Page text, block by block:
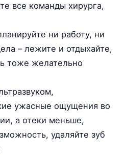
все команды хирурга,
ни работу, ни
– лежите и отдыхайте,
тоже желательно
ужасные ощущения во
а отеки меньше,
удаляйте зуб